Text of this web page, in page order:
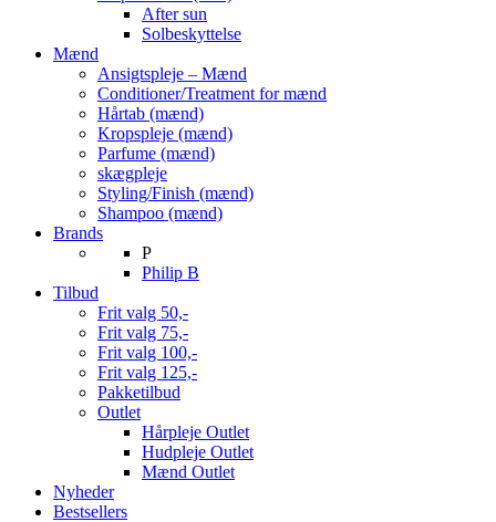
After sun
Solbeskyttelse
Mænd
Ansigtspleje – Mænd
Conditioner/Treatment for mænd
Hårtab (mænd)
Kropspleje (mænd)
Parfume (mænd)
skægpleje
Styling/Finish (mænd)
Shampoo (mænd)
Brands
P
Philip B
Tilbud
Frit valg 50,-
Frit valg 75,-
Frit valg 100,-
Frit valg 125,-
Pakketilbud
Outlet
Hårpleje Outlet
Hudpleje Outlet
Mænd Outlet
Nyheder
Bestsellers